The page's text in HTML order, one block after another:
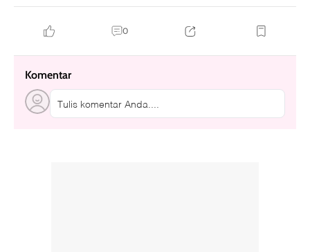
0
Komentar
Tulis komentar Anda....